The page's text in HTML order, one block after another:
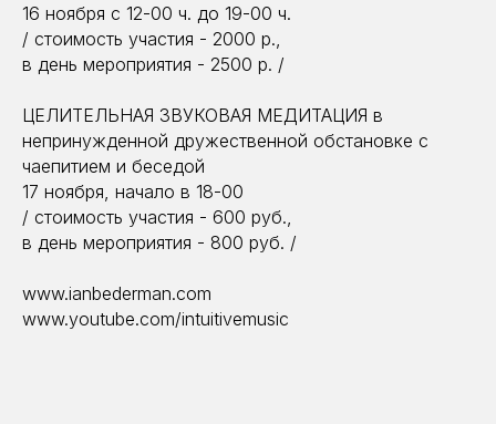
16 ноября с 12-00 ч. до 19-00 ч.
/ стоимость участия - 2000 р.,
в день мероприятия - 2500 р. /
ЦЕЛИТЕЛЬНАЯ ЗВУКОВАЯ МЕДИТАЦИЯ в
непринужденной дружественной обстановке с
чаепитием и беседой
17 ноября, начало в 18-00
/ стоимость участия - 600 руб.,
в день мероприятия - 800 руб. /
www.ianbederman.com
www.youtube.com/intuitivemusic